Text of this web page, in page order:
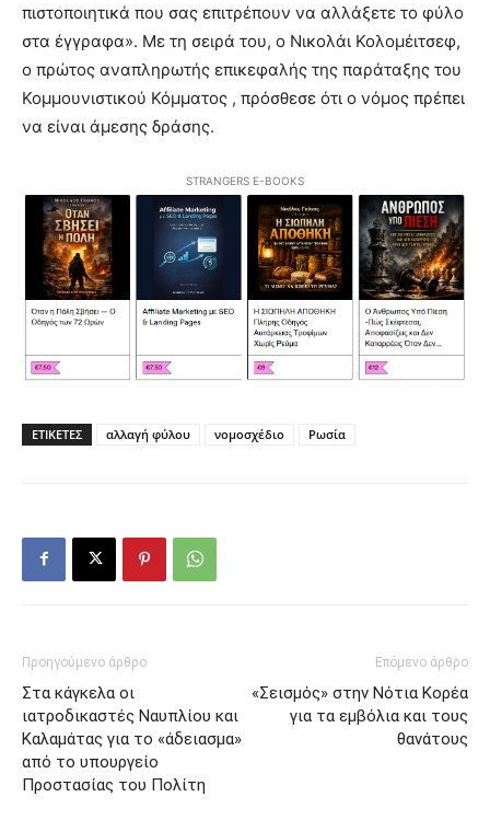
πιστοποιητικά που σας επιτρέπουν να αλλάξετε το φύλο
στα έγγραφα». Με τη σειρά του, ο Νικολάι Κολομέιτσεφ,
ο πρώτος αναπληρωτής επικεφαλής της παράταξης του
Κομμουνιστικού Κόμματος , πρόσθεσε ότι ο νόμος πρέπει
να είναι άμεσης δράσης.
STRANGERS E-BOOKS
ΕΤΙΚΕΤΕΣ αλλαγή φύλου νομοσχέδιο Ρωσία
Προηγούμενο άρθρο
Στα κάγκελα οι
ιατροδικαστές Ναυπλίου και
Καλαμάτας για το «άδειασμα»
από το υπουργείο
Προστασίας του Πολίτη
Επόμενο άρθρο
«Σεισμός» στην Νότια Κορέα
για τα εμβόλια και τους
θανάτους